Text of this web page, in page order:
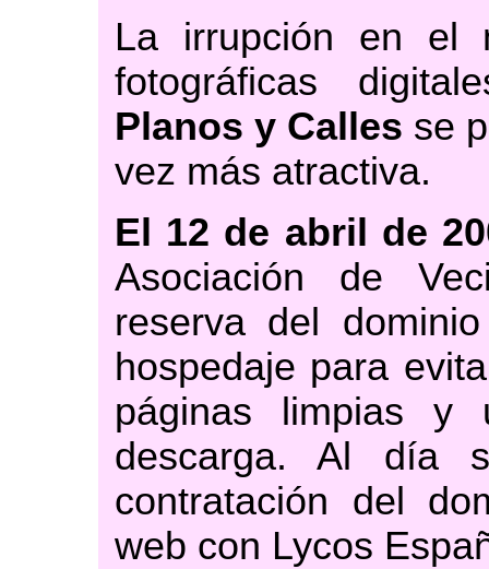
La irrupción en el
fotográficas
Planos y Calles se
vez más atractiva.
El 12 de abril de
Asociación de
reserva del
hospedaje para
páginas limpias y
descarga. Al día
contratación del
web con Lycos